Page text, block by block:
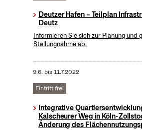
Deutzer Hafen – Teilplan
Deutz
Informieren Sie sich zur Planung und
Stellungnahme ab.
9.6. bis11.7.2022
Eintritt frei
Integrative
Kalscheurer Weg in Köln-
Änderung des